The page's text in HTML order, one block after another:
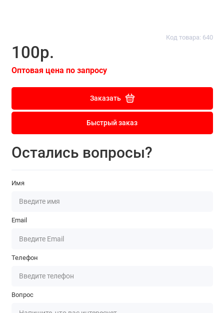
Код товара: 640
100р.
Оптовая цена по запросу
Заказать
Быстрый заказ
Остались вопросы?
Имя
Email
Телефон
Вопрос